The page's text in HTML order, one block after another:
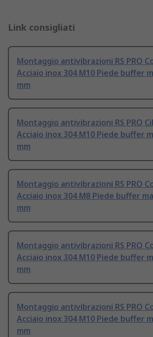
Link consigliati
Montaggio antivibrazioni RS PRO
Acciaio inox 304 M10 Piede buffer
mm
Montaggio antivibrazioni RS PRO
Acciaio inox 304 M10 Piede buffer
mm
Montaggio antivibrazioni RS PRO
Acciaio inox 304 M8 Piede buffer
mm
Montaggio antivibrazioni RS PRO
Acciaio inox 304 M10 Piede buffer
mm
Montaggio antivibrazioni RS PRO
Acciaio inox 304 M10 Piede buffer
mm